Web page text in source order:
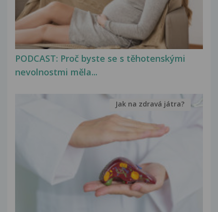
PODCAST: Proč byste se s těhotenskými
nevolnostmi měla...
Jak na zdravá játra?